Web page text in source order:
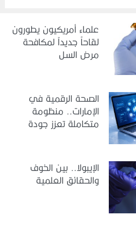
علماء أمريكيون يطورون
لقاحاً جديداً لمكافحة
مرض السل
الصحة الرقمية في
الإمارات.. منظومة
متكاملة تعزز جودة
الإيبولا.. بين الخوف
والحقائق العلمية